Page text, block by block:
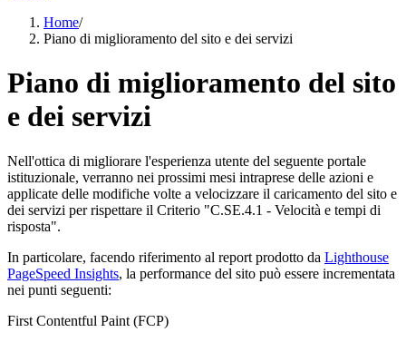
Home/
Piano di miglioramento del sito e dei servizi
Piano di miglioramento del sito
e dei servizi
Nell'ottica di migliorare l'esperienza utente del seguente portale
istituzionale, verranno nei prossimi mesi intraprese delle azioni e
applicate delle modifiche volte a velocizzare il caricamento del sito e
dei servizi per rispettare il Criterio "C.SE.4.1 - Velocità e tempi di
risposta".
In particolare, facendo riferimento al report prodotto da Lighthouse
PageSpeed Insights, la performance del sito può essere incrementata
nei punti seguenti:
First Contentful Paint (FCP)